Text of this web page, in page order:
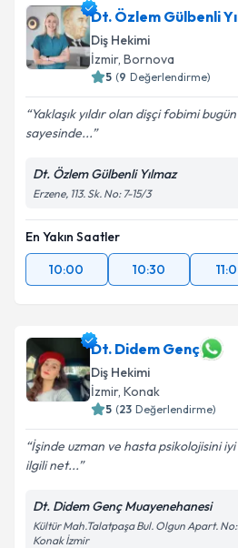
Dt. Özlem Gülbenli
Diş Hekimi
İzmir, Bornova
5 (9 Değerlendirme)
Yaklaşık yıldır olan dişçi fobimi
sayesinde...
Dt. Özlem Gülbenli Yılmaz
Erzene, 113. Sk. No: 7-15/3
En Yakın Saatler
10:00
10:30
Dt. Didem Genç
Diş Hekimi
İzmir, Konak
5 (23 Değerlendirme)
İşinde uzman ve hasta psikolojisini
ilgili net...
Dt. Didem Genç Muayenehanesi
Kültür Mah.Talatpaşa Bul. Olgun Apart.
Konak İzmir